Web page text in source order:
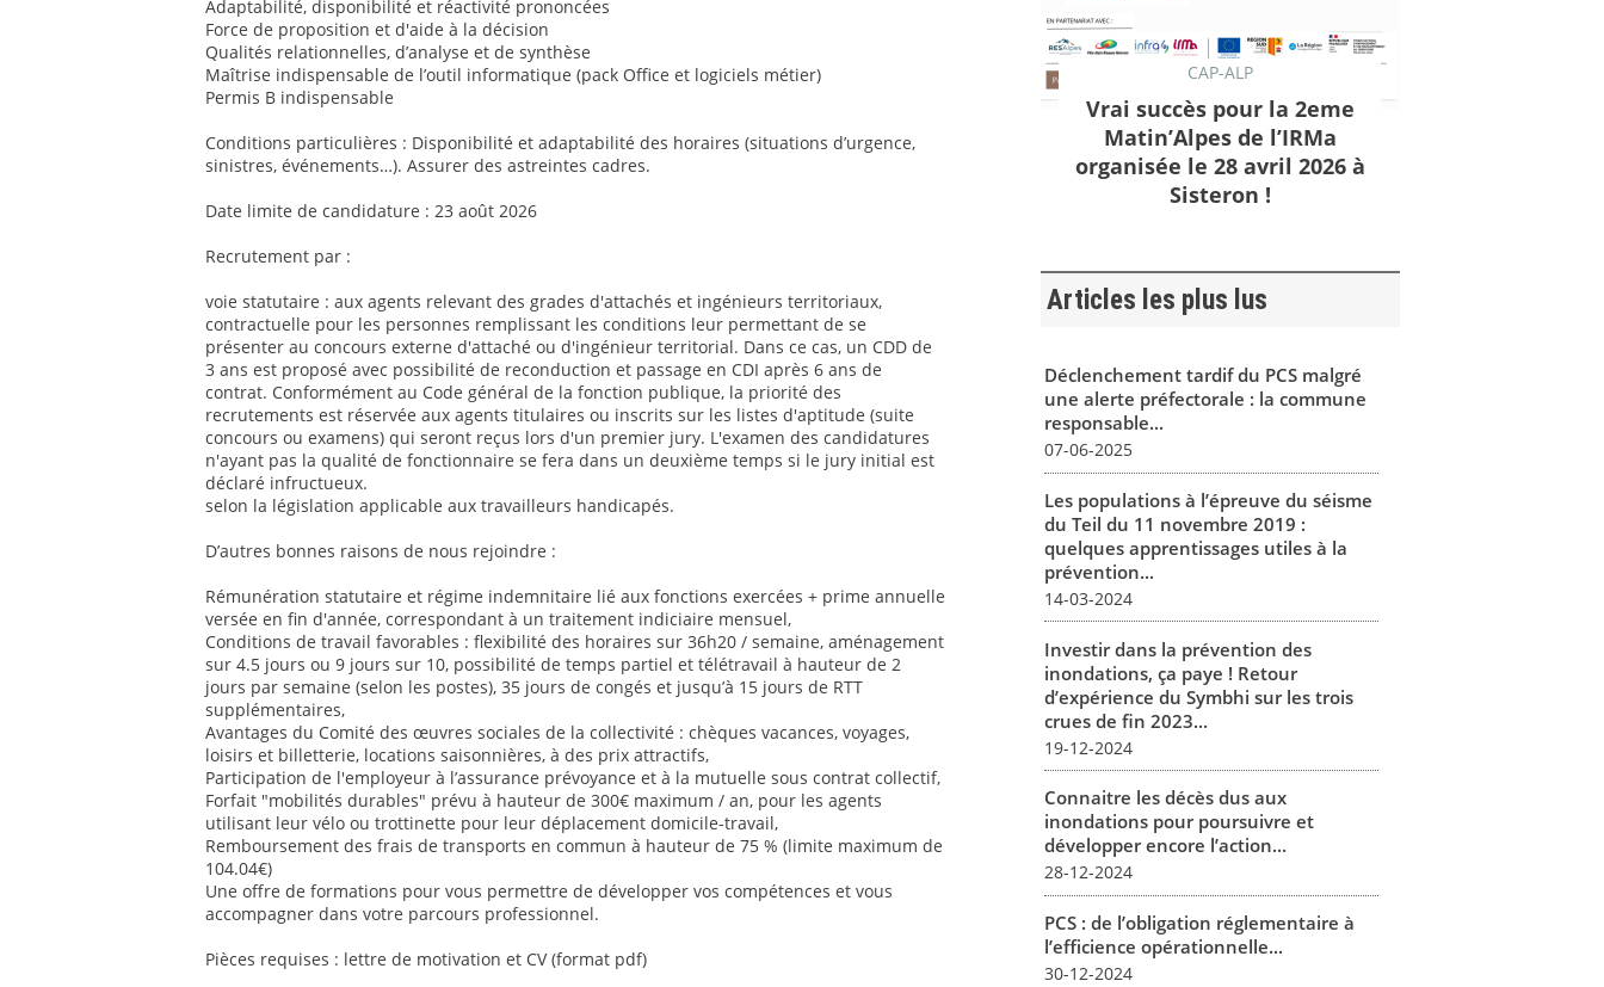
Adaptabilité, disponibilité et réactivité prononcées
Force de proposition et d'aide à la décision
Qualités relationnelles, d’analyse et de synthèse
Maîtrise indispensable de l’outil informatique (pack Office et logiciels métier)
Permis B indispensable
Conditions particulières : Disponibilité et adaptabilité des horaires (situations d’urgence,
sinistres, événements…). Assurer des astreintes cadres.
Date limite de candidature : 23 août 2026
Recrutement par :
voie statutaire : aux agents relevant des grades d'attachés et ingénieurs territoriaux,
contractuelle pour les personnes remplissant les conditions leur permettant de se
présenter au concours externe d'attaché ou d'ingénieur territorial. Dans ce cas, un CDD de
3 ans est proposé avec possibilité de reconduction et passage en CDI après 6 ans de
contrat. Conformément au Code général de la fonction publique, la priorité des
recrutements est réservée aux agents titulaires ou inscrits sur les listes d'aptitude (suite
concours ou examens) qui seront reçus lors d'un premier jury. L'examen des candidatures
n'ayant pas la qualité de fonctionnaire se fera dans un deuxième temps si le jury initial est
déclaré infructueux.
selon la législation applicable aux travailleurs handicapés.
D’autres bonnes raisons de nous rejoindre :
Rémunération statutaire et régime indemnitaire lié aux fonctions exercées + prime annuelle
versée en fin d'année, correspondant à un traitement indiciaire mensuel,
Conditions de travail favorables : flexibilité des horaires sur 36h20 / semaine, aménagement
sur 4.5 jours ou 9 jours sur 10, possibilité de temps partiel et télétravail à hauteur de 2
jours par semaine (selon les postes), 35 jours de congés et jusqu’à 15 jours de RTT
supplémentaires,
Avantages du Comité des œuvres sociales de la collectivité : chèques vacances, voyages,
loisirs et billetterie, locations saisonnières, à des prix attractifs,
Participation de l'employeur à l’assurance prévoyance et à la mutuelle sous contrat collectif,
Forfait "mobilités durables" prévu à hauteur de 300€ maximum / an, pour les agents
utilisant leur vélo ou trottinette pour leur déplacement domicile-travail,
Remboursement des frais de transports en commun à hauteur de 75 % (limite maximum de
104.04€)
Une offre de formations pour vous permettre de développer vos compétences et vous
accompagner dans votre parcours professionnel.
Pièces requises : lettre de motivation et CV (format pdf)
CAP-ALP
Vrai succès pour la 2eme
Matin’Alpes de l’IRMa
organisée le 28 avril 2026 à
Sisteron !
Articles les plus lus
Déclenchement tardif du PCS malgré
une alerte préfectorale : la commune
responsable...
07-06-2025
Les populations à l’épreuve du séisme
du Teil du 11 novembre 2019 :
quelques apprentissages utiles à la
prévention...
14-03-2024
Investir dans la prévention des
inondations, ça paye ! Retour
d’expérience du Symbhi sur les trois
crues de fin 2023...
19-12-2024
Connaitre les décès dus aux
inondations pour poursuivre et
développer encore l’action...
28-12-2024
PCS : de l’obligation réglementaire à
l’efficience opérationnelle...
30-12-2024